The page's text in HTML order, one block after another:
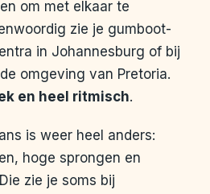
om met elkaar te
zie je gumboot-
in Johannesburg of bij
omgeving van Pretoria.
en heel ritmisch.
is weer heel anders:
hoge sprongen en
zie je soms bij